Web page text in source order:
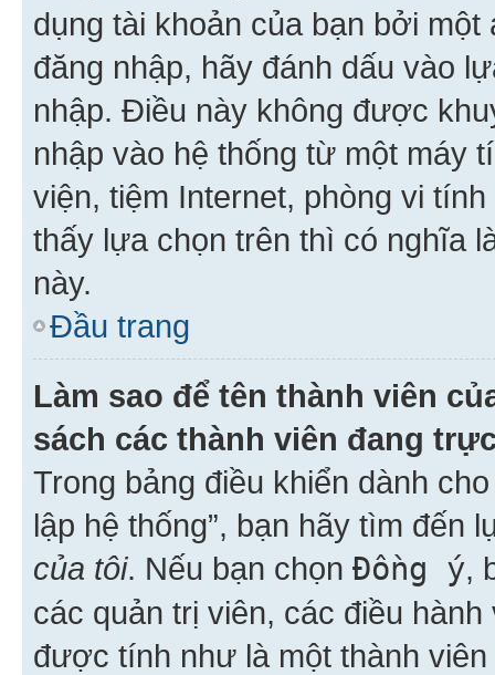
dụng tài khoản của bạn bởi
đăng nhập, hãy đánh dấu vào
nhập. Điều này không được
nhập vào hệ thống từ một máy
viện, tiệm Internet, phòng vi
thấy lựa chọn trên thì có nghĩa
này.
Đầu trang
Làm sao để tên thành viên
sách các thành viên đang
Trong bảng điều khiển dành
lập hệ thống”, bạn hãy tìm đến
của tôi. Nếu bạn chọn Đồng ý,
các quản trị viên, các điều
được tính như là một thành viên